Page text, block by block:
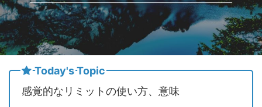
Today's Topic
感覚的なリミットの使い方、意味